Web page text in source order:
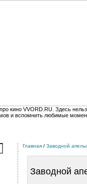
кино VVORD.RU. Здесь
и вспомнить любимые
Главная / Заводной
Заводной